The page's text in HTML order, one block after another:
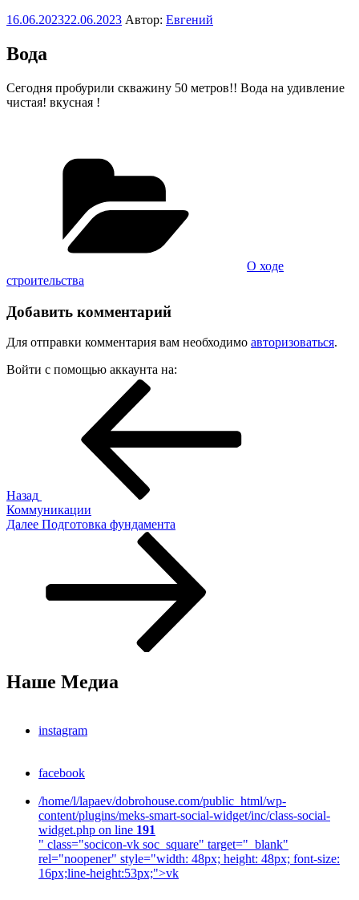
Опубликовано
16.06.202322.06.2023 Автор: Евгений
Вода
Сегодня пробурили скважину 50 метров!! Вода на удивление
чистая! вкусная !
О ходе
строительства
Добавить комментарий
Для отправки комментария вам необходимо авторизоваться.
Войти с помощью аккаунта на:
Назад
Коммуникации
Следующая
Далее Подготовка фундамента
Наше Медиа
instagram
facebook
/home/l/lapaev/dobrohouse.com/public_html/wp-
content/plugins/meks-smart-social-widget/inc/class-social-
widget.php on line 191
" class="socicon-vk soc_square" target="_blank"
rel="noopener" style="width: 48px; height: 48px; font-size:
16px;line-height:53px;">vk